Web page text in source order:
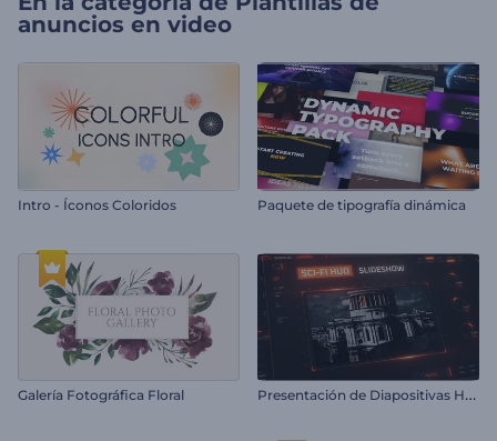
anuncios en video
Intro - Íconos Coloridos Paquete de tipografía dinámica
Galería Fotográfica Floral P
resentación de Diapositivas HUD de Sci-Fi